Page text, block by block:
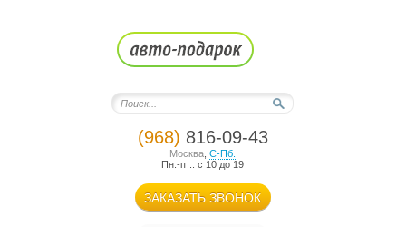
(968) 816-09-43
Москва ,С-Пб.
Пн.-пт.: с 10 до 19
ЗАКАЗАТЬ ЗВОНОК